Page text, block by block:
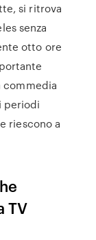
si ritrova
senza
otto ore
commedia
periodi
riescono a
TV